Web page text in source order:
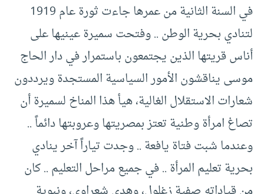
في السنة الثانية من عمرها جاءت ثورة عام 1919
لتنادي بحرية الوطن .. وفتحت سميرة عينيها على
أناس قريتها الذين يجتمعون باستمرار في دار الحاج
موسى يناقشون الأمور السياسية المستجدة ويرددون
شعارات الاستقلال الغالية، هيأ هذا المناخ لسميرة أن
تصاغ امرأة وطنية تعتز بمصريتها وعروبتها دائماً ..
وعندما شبت فتاة يافعة .. وجدت تياراً آخر ينادي
بحرية تعليم المرأة .. في جميع مراحل التعليم .. كان